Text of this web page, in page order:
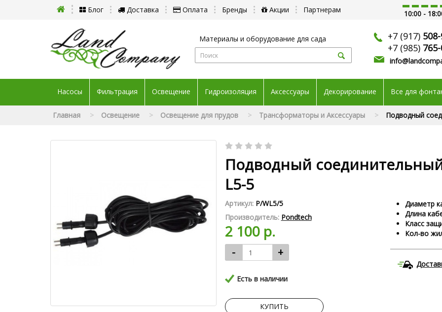
Блог Доставка Оплата Бренды Акции Партнерам 10:00 -
Материалы и оборудование для сада +7 (917)
+7 (985)
Насосы Фильтрация Освещение Гидроизоляция Аксессуары Декорирование Все для
Главная Освещение Освещение для прудов Трансформаторы и Аксессуары Подводный
Подводный
L5-5
Артикул: P/WL5/5
Производитель: Pondtech
2 100 р.
- +
Есть в наличии
КУПИТЬ
Диаметр
Длина
Класс
Кол-во